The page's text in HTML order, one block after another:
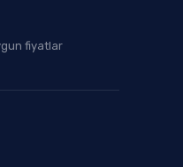
fiyatlar